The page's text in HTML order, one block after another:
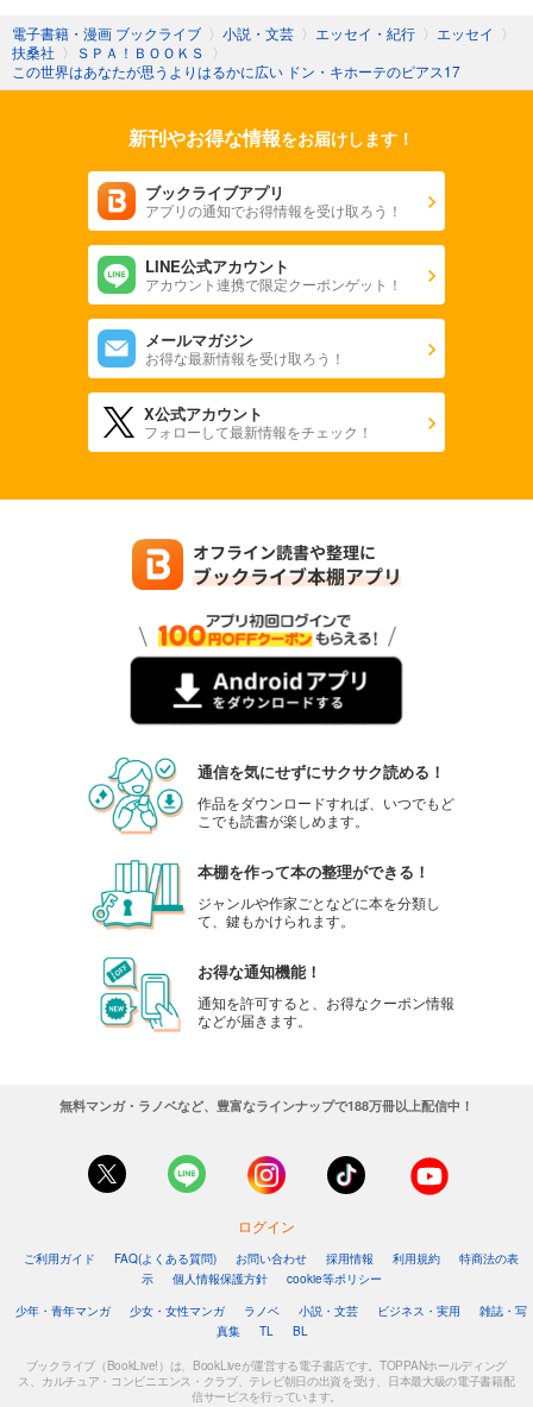
電子書籍・漫画 ブックライブ 〉 小説・文芸 〉 エッセイ・紀行 〉 エッセイ 〉
扶桑社 〉 ＳＰＡ！ＢＯＯＫＳ 〉
この世界はあなたが思うよりはるかに広い ドン・キホーテのピアス17
新刊やお得な情報をお届けします！
ブックライブアプリ
アプリの通知でお得情報を受け取ろう！
LINE公式アカウント
アカウント連携で限定クーポンゲット！
メールマガジン
お得な最新情報を受け取ろう！
X公式アカウント
フォローして最新情報をチェック！
通信を気にせずにサクサク読める！
作品をダウンロードすれば、いつでもど
こでも読書が楽しめます。
本棚を作って本の整理ができる！
ジャンルや作家ごとなどに本を分類し
て、鍵もかけられます。
お得な通知機能！
通知を許可すると、お得なクーポン情報
などが届きます。
無料マンガ・ラノベなど、豊富なラインナップで188万冊以上配信中！
ログイン
ご利用ガイド FAQ(よくある質問) お問い合わせ 採用情報 利用規約
特商法の表
示
個人情報保護方針
cookie等ポリシー
少年・青年マンガ
少女・女性マンガ ラノベ 小説・文芸 ビジネス・実用
雑誌・写
真集
TL BL
ブックライブ（BookLive!）は、BookLiveが運営する電子書店です。TOPPANホールディング
ス、カルチュア・コンビニエンス・クラブ、テレビ朝日の出資を受け、日本最大級の電子書籍配
信サービスを行っています。